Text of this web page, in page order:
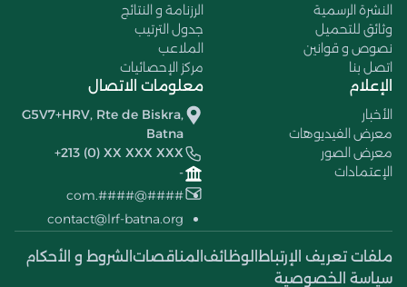
النشرة الرسمية
وثائق للتحميل
نصوص و قوانين
اتصل بنا
الرزنامة و النتائج
جدول الترتيب
الملاعب
مركز الإحصائيات
الإعلام
الأخبار
معرض الفيديوهات
معرض الصور
الإعتمادات
معلومات الاتصال
G5V7+HRV, Rte de Biskra,
Batna
+213 (0) XX XXX XXX
-
####@####.com
contact@lrf-batna.org
ملفات تعريف الإرتباط الوظائف المناقصات الشروط و الأحكام
سياسة الخصوصية